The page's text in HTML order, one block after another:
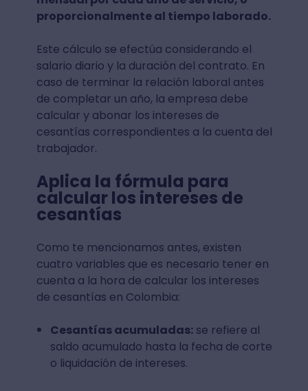
proporcionalmente al tiempo laborado.
Este cálculo se efectúa considerando el
salario diario y la duración del contrato. En
caso de terminar la relación laboral antes
de completar un año, la empresa debe
calcular y abonar los intereses de
cesantías correspondientes a la cuenta del
trabajador.
Aplica la fórmula para
calcular los intereses de
cesantías
Como te mencionamos antes, existen
cuatro variables que es necesario tener en
cuenta a la hora de calcular los intereses
de cesantías en Colombia:
Cesantías acumuladas:se refiere al
saldo acumulado hasta la fecha de corte
o liquidación de intereses.